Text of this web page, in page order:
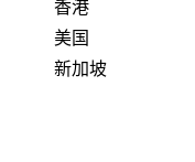
香港
美国
新加坡